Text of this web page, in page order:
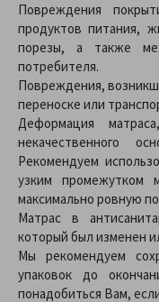
Повреждения
продуктов питания,
порезы, а также
потребителя.
Повреждения,
переноске или
Деформация
некачественного
Рекомендуем
узким промежутком
максимально ровную
Матрас в
который был изменен
Мы рекомендуем
упаковок до
понадобиться Вам,